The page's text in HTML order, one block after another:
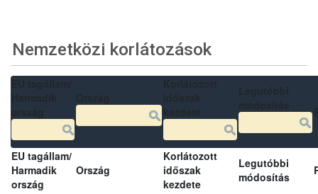
Nemzetközi korlátozások
EU tagállam/
Harmadik
ország
Ország
Korlátozott
időszak
kezdete
Legutóbbi
módosítás